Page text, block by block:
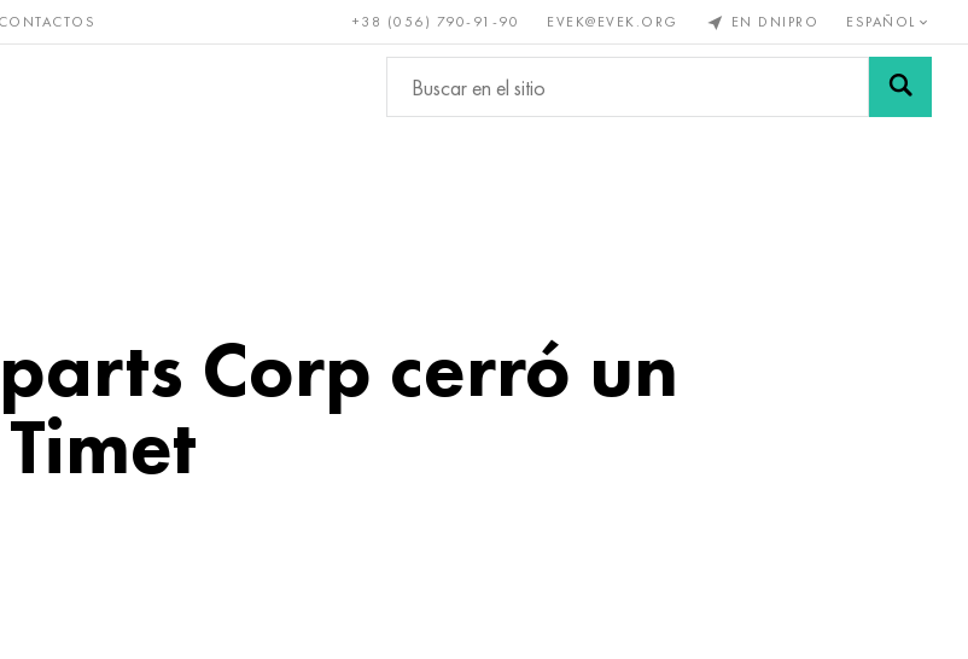
CONTACTOS +38 (056) 790-91-90 EVEK@EVEK.ORG EN DNIPRO ESPAÑOL
Bronce, cobre, Metales no
ferrosos
Aleación de Mallas y
Corp cerró un